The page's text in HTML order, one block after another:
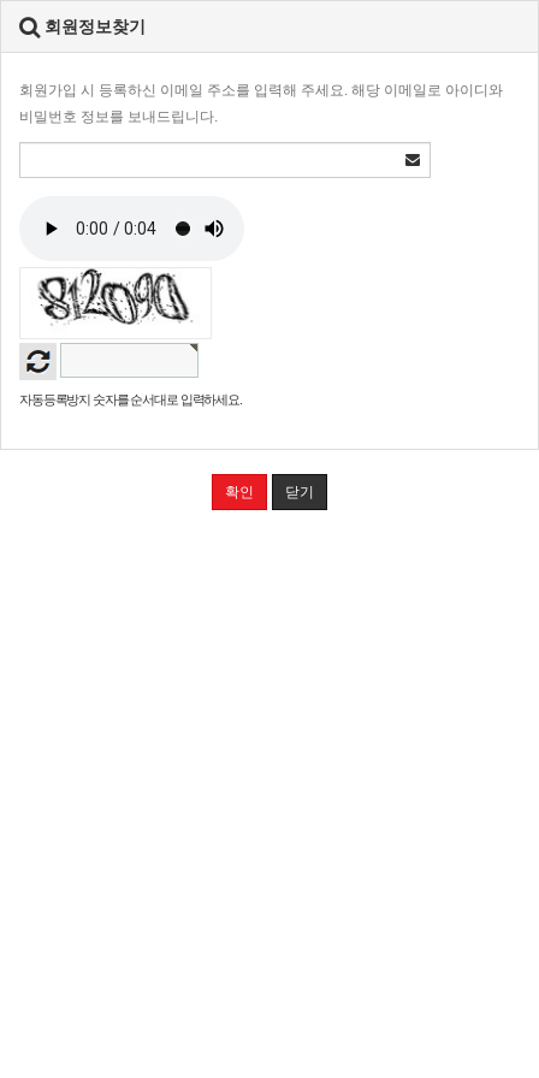
회원정보찾기
회원가입 시 등록하신 이메일 주소를 입력해 주세요. 해당 이메일로 아이디와
비밀번호 정보를 보내드립니다.
자동등록방지 숫자를 순서대로 입력하세요.
확인 닫기